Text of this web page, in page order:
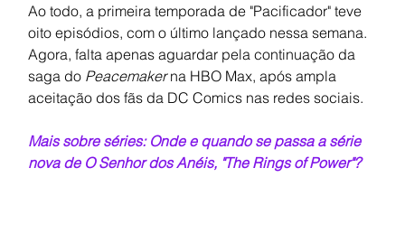
Ao todo, a primeira temporada de "Pacificador" teve
oito episódios, com o último lançado nessa semana.
Agora, falta apenas aguardar pela continuação da
saga do Peacemaker na HBO Max, após ampla
aceitação dos fãs da DC Comics nas redes sociais.
Mais sobre séries: Onde e quando se passa a série
nova de O Senhor dos Anéis, "The Rings of Power"?